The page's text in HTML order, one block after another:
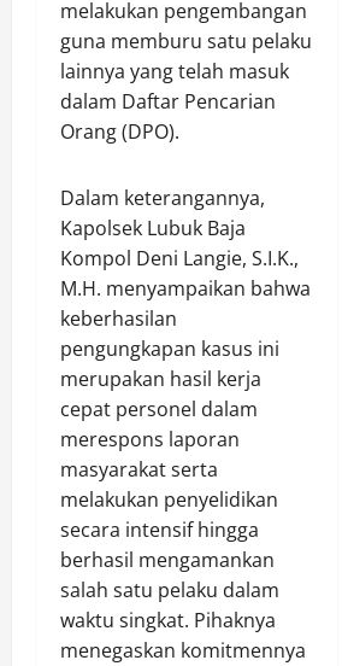
melakukan pengembangan
guna memburu satu pelaku
lainnya yang telah masuk
dalam Daftar Pencarian
Orang (DPO).
Dalam keterangannya,
Kapolsek Lubuk Baja
Kompol Deni Langie, S.I.K.,
M.H. menyampaikan bahwa
keberhasilan
pengungkapan kasus ini
merupakan hasil kerja
cepat personel dalam
merespons laporan
masyarakat serta
melakukan penyelidikan
secara intensif hingga
berhasil mengamankan
salah satu pelaku dalam
waktu singkat. Pihaknya
menegaskan komitmennya